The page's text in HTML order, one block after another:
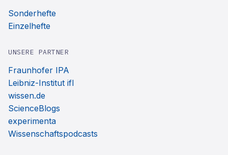
Sonderhefte
Einzelhefte
UNSERE PARTNER
Fraunhofer IPA
Leibniz-Institut ifl
wissen.de
ScienceBlogs
experimenta
Wissenschaftspodcasts